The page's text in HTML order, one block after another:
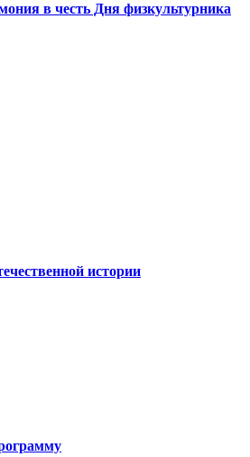
в честь Дня физкультурника
истории